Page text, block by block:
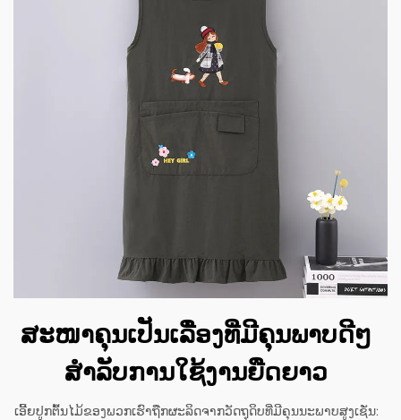
ສະໜາຄຸນເປັນເລື່ອງທີ່ມີຄຸນພາບດີໆ
ສໍາລັບການໃຊ້ງານຍືດຍາວ
ເອີ້ຍປູກຕົ້ນໄມ້ຂອງພວກເຮົາຖືກຜະລິດຈາກວັດຖຸດິບທີ່ມີຄຸນນະພາບສູງເຊັ່ນ: